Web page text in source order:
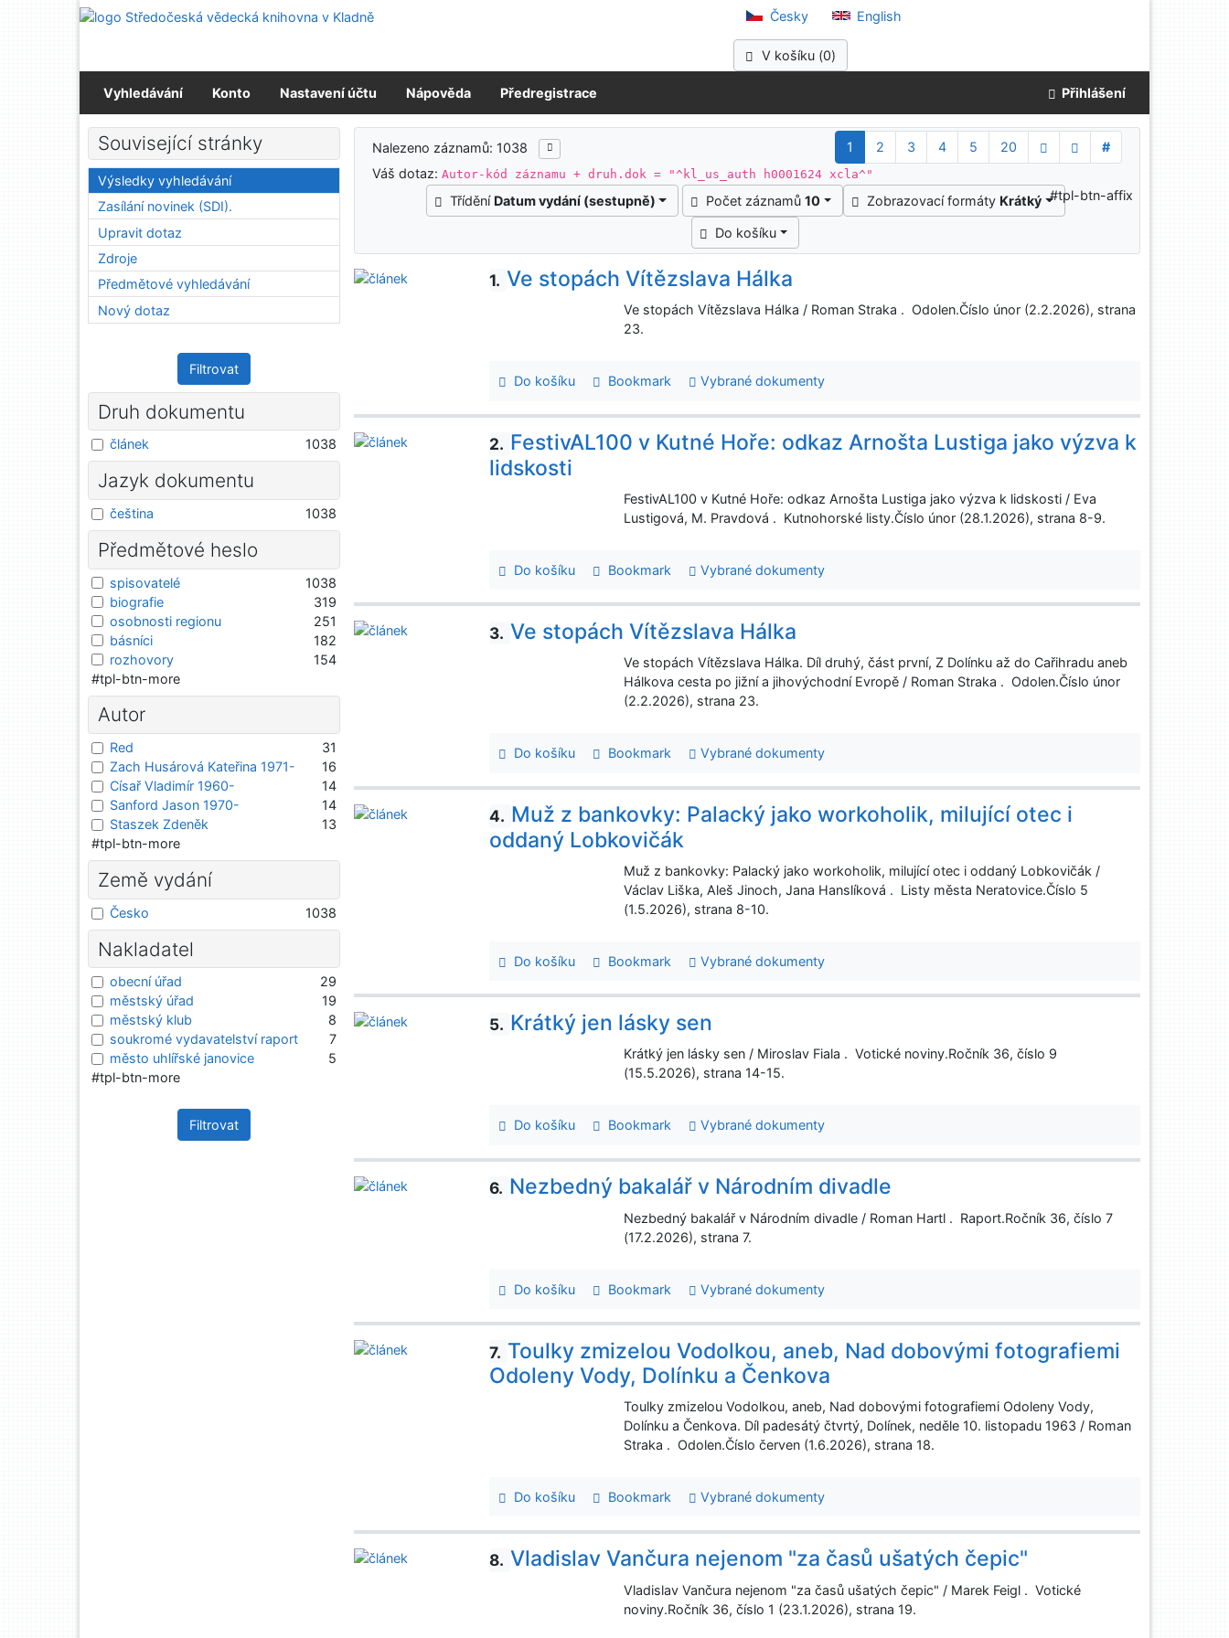
Přejít na obsah
Přejít na menu
Česky English
V košíku (0)
Vyhledávání Konto Nastavení účtu Nápověda Předregistrace Přihlášení
Výsledky vyhledávání
Nalezeno záznamů: 1038 1 2 3 4 5 20
#
Váš dotaz:Autor-kód záznamu + druh.dok = "^kl_us_auth h0001624 xcla^"
Třídění Datum vydání (sestupně) Počet záznamů10 Zobrazovací formáty Krátký
Do košíku
#tpl-btn-affix
1. Ve stopách Vítězslava Hálka
Ve stopách Vítězslava Hálka / Roman Straka . Odolen.Číslo únor (2.2.2026), strana
23.
Do košíku Bookmark Vybrané dokumenty
2. FestivAL100 v Kutné Hoře: odkaz Arnošta Lustiga jako výzva k
lidskosti
FestivAL100 v Kutné Hoře: odkaz Arnošta Lustiga jako výzva k lidskosti / Eva
Lustigová, M. Pravdová . Kutnohorské listy.Číslo únor (28.1.2026), strana 8-9.
Do košíku Bookmark Vybrané dokumenty
3. Ve stopách Vítězslava Hálka
Ve stopách Vítězslava Hálka. Díl druhý, část první, Z Dolínku až do Cařihradu aneb
Hálkova cesta po jižní a jihovýchodní Evropě / Roman Straka . Odolen.Číslo únor
(2.2.2026), strana 23.
Do košíku Bookmark Vybrané dokumenty
4. Muž z bankovky: Palacký jako workoholik, milující otec i
oddaný Lobkovičák
Muž z bankovky: Palacký jako workoholik, milující otec i oddaný Lobkovičák /
Václav Liška, Aleš Jinoch, Jana Hanslíková . Listy města Neratovice.Číslo 5
(1.5.2026), strana 8-10.
Do košíku Bookmark Vybrané dokumenty
5. Krátký jen lásky sen
Krátký jen lásky sen / Miroslav Fiala . Votické noviny.Ročník 36, číslo 9
(15.5.2026), strana 14-15.
Do košíku Bookmark Vybrané dokumenty
6. Nezbedný bakalář v Národním divadle
Nezbedný bakalář v Národním divadle / Roman Hartl . Raport.Ročník 36, číslo 7
(17.2.2026), strana 7.
Do košíku Bookmark Vybrané dokumenty
7. Toulky zmizelou Vodolkou, aneb, Nad dobovými fotografiemi
Odoleny Vody, Dolínku a Čenkova
Toulky zmizelou Vodolkou, aneb, Nad dobovými fotografiemi Odoleny Vody,
Dolínku a Čenkova. Díl padesátý čtvrtý, Dolínek, neděle 10. listopadu 1963 / Roman
Straka . Odolen.Číslo červen (1.6.2026), strana 18.
Do košíku Bookmark Vybrané dokumenty
8. Vladislav Vančura nejenom "za časů ušatých čepic"
Vladislav Vančura nejenom "za časů ušatých čepic" / Marek Feigl . Votické
noviny.Ročník 36, číslo 1 (23.1.2026), strana 19.
Související stránky
Výsledky vyhledávání
Zasílání novinek (SDI).
Upravit dotaz
Zdroje
Předmětové vyhledávání
Nový dotaz
Filtrovat
Druh dokumentu
článek 1038
Jazyk dokumentu
čeština 1038
Předmětové heslo
spisovatelé
1038
biografie
319
osobnosti regionu
251
básníci
182
rozhovory
154
#tpl-btn-more
Autor
Red
31
Zach Husárová Kateřina 1971-
16
Císař Vladimír 1960-
14
Sanford Jason 1970-
14
Staszek Zdeněk
13
#tpl-btn-more
Země vydání
Česko 1038
Nakladatel
obecní úřad
29
městský úřad
19
městský klub
8
soukromé vydavatelství raport
7
město uhlířské janovice
5
#tpl-btn-more
Filtrovat